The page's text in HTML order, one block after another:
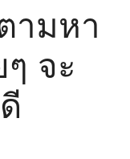
ามหา
จะ